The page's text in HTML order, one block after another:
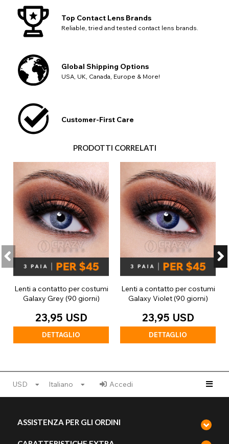
Top Contact Lens Brands
Reliable, tried and tested contact lens brands.
Global Shipping Options
USA, UK, Canada, Europe & More!
Customer-First Care
PRODOTTI CORRELATI
Lenti a contatto per costumi
Galaxy Grey (90 giorni)
23,95 USD
DETTAGLIO
Lenti a contatto per costumi
Galaxy Violet (90 giorni)
23,95 USD
DETTAGLIO
USD Italiano Accedi
ASSISTENZA PER GLI ORDINI